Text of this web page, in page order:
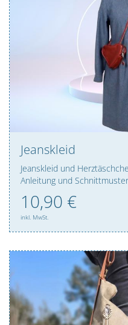
Jeanskleid
Jeanskleid und
Anleitung und
10,90 €
inkl. MwSt.